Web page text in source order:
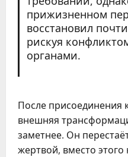
прижизненном
восстановил
рискуя
органами.
После присоединения
внешняя
заметнее. Он
жертвой, вместо